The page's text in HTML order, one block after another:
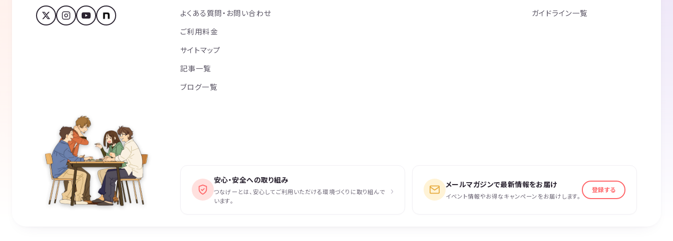
よくある質問・お問い合わせ
ご利用料金
サイトマップ
記事一覧
ブログ一覧
ガイドライン一覧
安心・安全への取り組み
つなげーとは、安心してご利用いただける環境づくりに取り組んで
います。
› メールマガジンで最新情報をお届け
イベント情報やお得なキャンペーンをお届けします。
登録する